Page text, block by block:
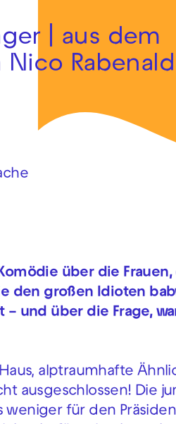
| aus dem
Nico Rabenald
über die
den großen Idioten
und über die Frage,
alptraumhafte
ausgeschlossen! Die
weniger für den